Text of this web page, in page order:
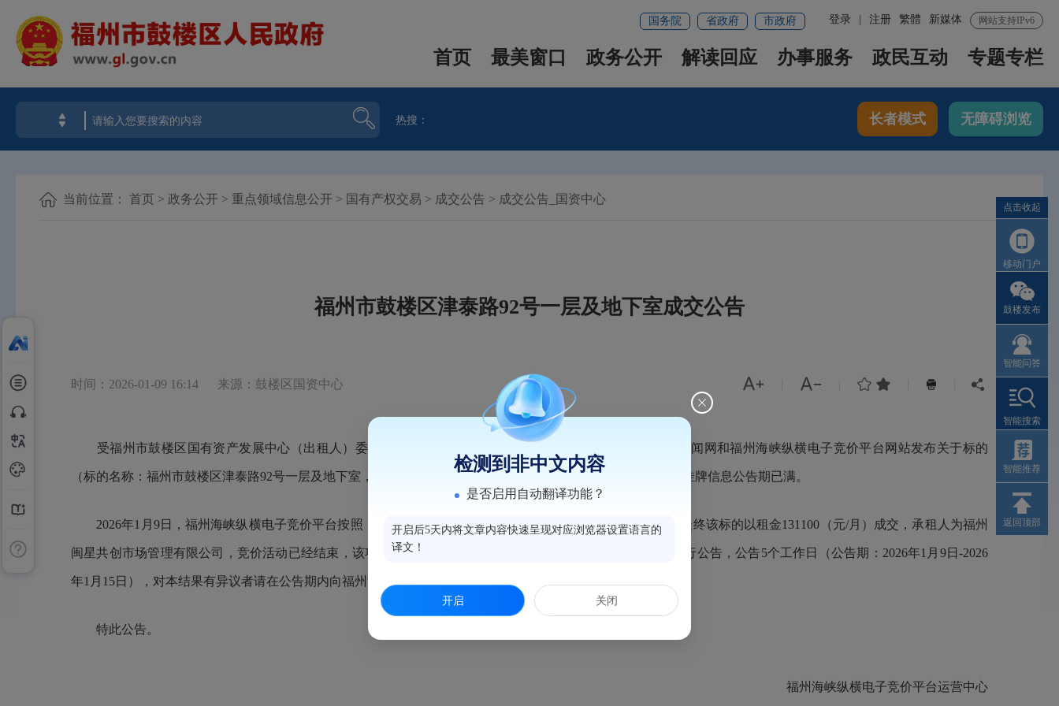
网站支持IPv6
新媒体
繁體
登录 注册
国务院 省政府 市政府
首页 最美窗口 政务公开 解读回应 办事服务 政民互动 专题专栏
热搜： 长者模式 无障碍浏览
当前位置： 首页 > 政务公开 > 重点领域信息公开 > 国有产权交易 > 成交公告 > 成交公告_国资中心
福州市鼓楼区津泰路92号一层及地下室成交公告
时间：2026-01-09 16:14 来源：鼓楼区国资中心      
受福州市鼓楼区国有资产发展中心（出租人）委托，福州海峡纵横电子竞价平台运营中心已分别在福州新闻网和福州海峡纵横电子竞价平台网站发布关于标的
（标的名称：福州市鼓楼区津泰路92号一层及地下室，项目编号：250137737）招租公告。至2026年1月8日，该挂牌信息公告期已满。
2026年1月9日，福州海峡纵横电子竞价平台按照《国有资产公开招租办理规程（试行）》组织电子竞价。最终该标的以租金131100（元/月）成交，承租人为福州
闽星共创市场管理有限公司，竞价活动已经结束，该项目相关的交割手续将于近期办理。现将本次竞价结果进行公告，公告5个工作日（公告期：2026年1月9日-2026
年1月15日），对本结果有异议者请在公告期内向福州海峡纵横电子竞价平台运营中心署名反映。
特此公告。
福州海峡纵横电子竞价平台运营中心
点击收起
移动门户
鼓楼发布
智能问答
智能搜索
智能推荐
返回顶部
检测到非中文内容
是否启用自动翻译功能？
开启后5天内将文章内容快速呈现对应浏览器设置语言的
译文！
开启 关闭